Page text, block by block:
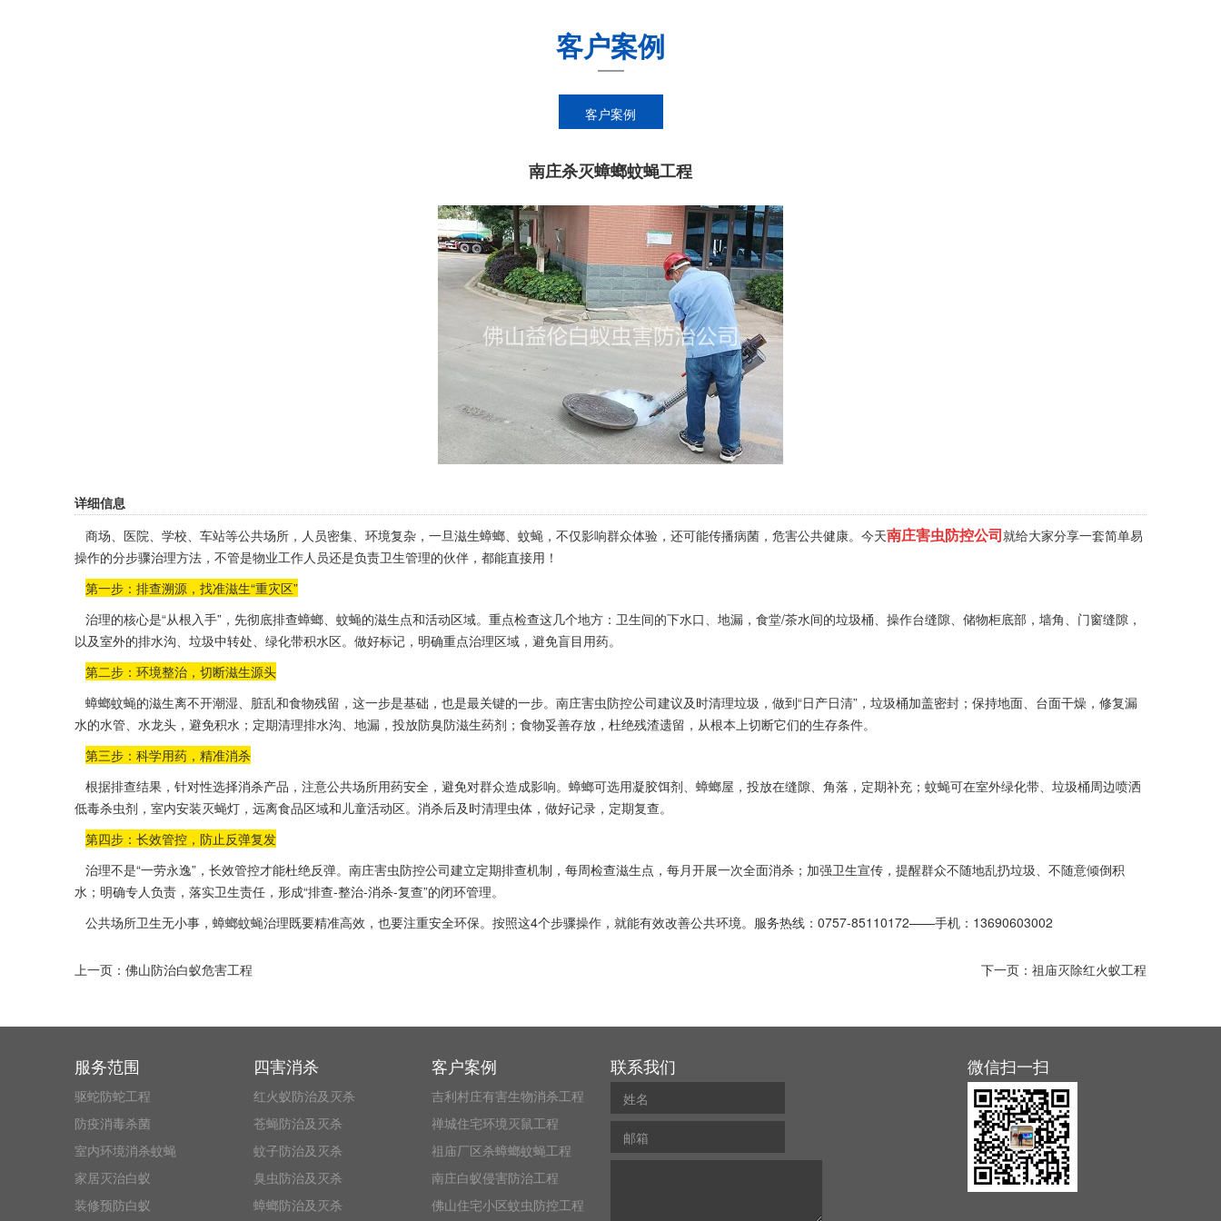
客户案例
客户案例
南庄杀灭蟑螂蚊蝇工程
详细信息
商场、医院、学校、车站等公共场所，人员密集、环境复杂，一旦滋生蟑螂、蚊蝇，不仅影响群众体验，还可能传播病菌，危害公共健康。今天南庄害虫防控公司就给大家分享一套简单易
操作的分步骤治理方法，不管是物业工作人员还是负责卫生管理的伙伴，都能直接用！
第一步：排查溯源，找准滋生“重灾区”
治理的核心是“从根入手”，先彻底排查蟑螂、蚊蝇的滋生点和活动区域。重点检查这几个地方：卫生间的下水口、地漏，食堂/茶水间的垃圾桶、操作台缝隙、储物柜底部，墙角、门窗缝隙，
以及室外的排水沟、垃圾中转处、绿化带积水区。做好标记，明确重点治理区域，避免盲目用药。
第二步：环境整治，切断滋生源头
蟑螂蚊蝇的滋生离不开潮湿、脏乱和食物残留，这一步是基础，也是最关键的一步。南庄害虫防控公司建议及时清理垃圾，做到“日产日清”，垃圾桶加盖密封 ；保持地面、台面干燥，修复漏
水的水管、水龙头，避免积水；定期清理排水沟、地漏，投放防臭防滋生药剂；食物妥善存放，杜绝残渣遗留，从根本上切断它们的生存条件。
第三步：科学用药，精准消杀
根据排查结果，针对性选择消杀产品，注意公共场所用药安全 ，避免对群众造成影响。蟑螂可选用凝胶饵剂、蟑螂屋，投放在缝隙、角落，定期补充；蚊蝇可在室外绿化带、垃圾桶周边喷洒
低毒杀虫剂，室内安装灭蝇灯，远离食品区域和儿童活动区。消杀后及时清理虫体，做好记录，定期复查。
第四步：长效管控，防止反弹复发
治理不是“一劳永逸”，长效管控才能杜绝反弹。南庄害虫防控公司建立定期排查机制，每周检查滋生点 ，每月开展一次全面消杀；加强卫生宣传，提醒群众不随地乱扔垃圾、不随意倾倒积
水；明确专人负责，落实卫生责任，形成“排查-整治-消杀-复查”的闭环管理。
公共场所卫生无小事，蟑螂蚊蝇治理既要精准高效，也要注重安全环保。按照这4个步骤操作，就能有效改善公共环境。服务热线：0757-85110172——手机：13690603002
上一页： 佛山防治白蚁危害工程 下一页： 祖庙灭除红火蚁工程
服务范围
驱蛇防蛇工程
防疫消毒杀菌
室内环境消杀蚊蝇
家居灭治白蚁
装修预防白蚁
四害消杀
红火蚁防治及灭杀
苍蝇防治及灭杀
蚊子防治及灭杀
臭虫防治及灭杀
蟑螂防治及灭杀
客户案例
吉利村庄有害生物消杀工程
禅城住宅环境灭鼠工程
祖庙厂区杀蟑螂蚊蝇工程
南庄白蚁侵害防治工程
佛山住宅小区蚊虫防控工程
联系我们 微信扫一扫